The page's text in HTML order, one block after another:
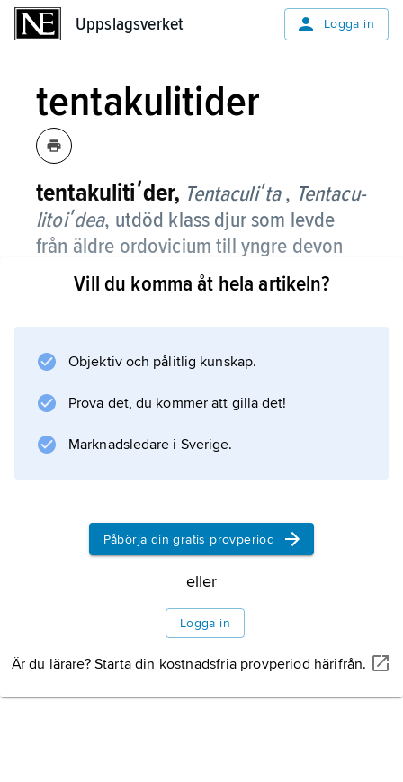
Uppslagsverket Logga in
tentakulitider
tentakulitiʹder, Tentaculiʹta, Tenta­cu­
li­toiʹdea, utdöd klass djur som levde
från äldre ordovicium till yngre devon
(för ca 490–370 miljoner år sedan).
är vanligen raka, en eller ett par cm långa, och
försedd med upphöjda, parallella tvärringar.
Tentakulitidernas släktskap med andra
djurgrupper är inte klarlagd, men de räknas
Information om artikeln
Vill du komma åt hela artikeln?
Objektiv och pålitlig kunskap.
Prova det, du kommer att gilla det!
Marknadsledare i Sverige.
Påbörja din gratis provperiod
eller
Logga in
Är du lärare? Starta din kostnadsfria provperiod härifrån.